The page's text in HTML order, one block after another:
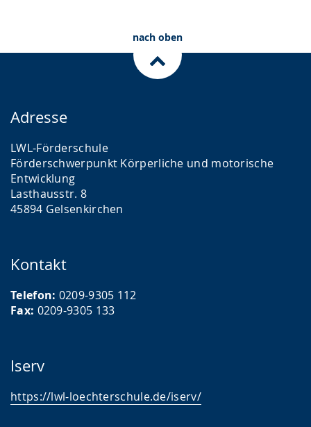
nach oben
Adresse
LWL-Förderschule
Förderschwerpunkt Körperliche und motorische
Entwicklung
Lasthausstr. 8
45894 Gelsenkirchen
Kontakt
Telefon: 0209-9305 112
Fax: 0209-9305 133
Iserv
https://lwl-loechterschule.de/iserv/